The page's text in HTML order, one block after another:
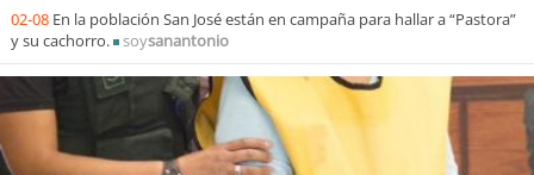
02-08 En la población San José están en campaña para hallar a “Pastora”
y su cachorro.
soysanantonio